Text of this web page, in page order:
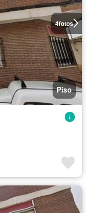
4fotos
Piso